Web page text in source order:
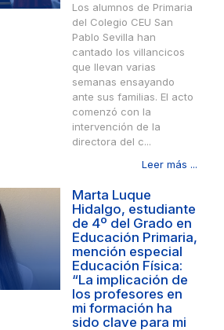
Los alumnos de Primaria
del Colegio CEU San
Pablo Sevilla han
cantado los villancicos
que llevan varias
semanas ensayando
ante sus familias. El acto
comenzó con la
intervención de la
directora del c...
Leer más ...
Marta Luque
Hidalgo, estudiante
de 4º del Grado en
Educación Primaria,
mención especial
Educación Física:
“La implicación de
los profesores en
mi formación ha
sido clave para mi